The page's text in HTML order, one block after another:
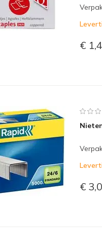
€
€